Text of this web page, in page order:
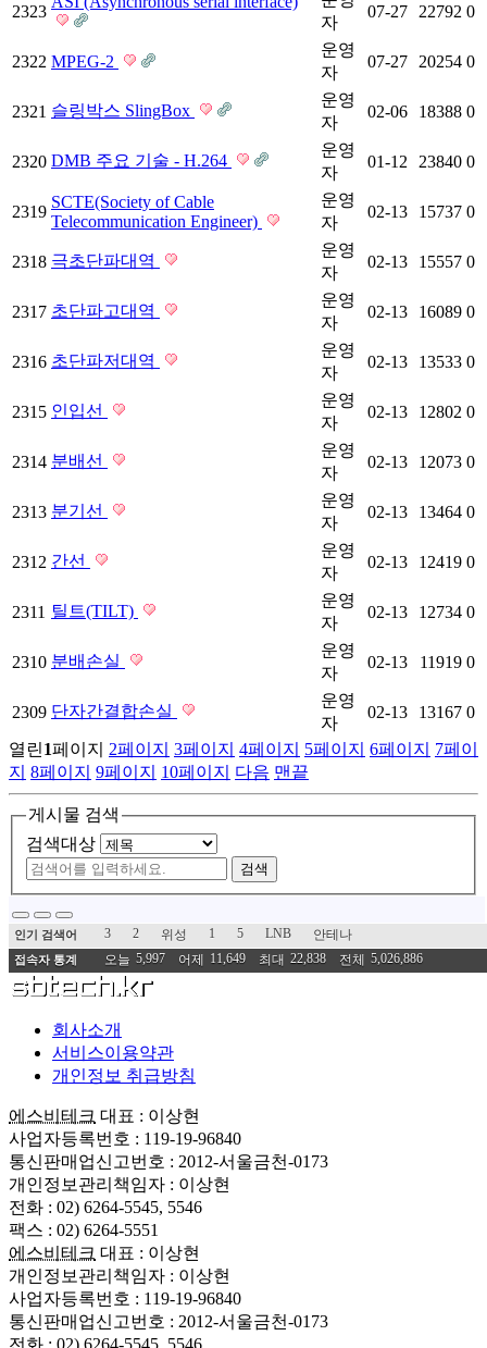
2323
자
07-27 22792 0
2322 MPEG-2
운영
자
07-27 20254 0
2321 슬링박스 SlingBox
운영
자
02-06 18388 0
2320 DMB 주요 기술 - H.264
운영
자
01-12 23840 0
2319
SCTE(Society of Cable
Telecommunication Engineer)
운영
자
02-13 15737 0
2318 극초단파대역
운영
자
02-13 15557 0
2317 초단파고대역
운영
자
02-13 16089 0
2316 초단파저대역
운영
자
02-13 13533 0
2315 인입선
운영
자
02-13 12802 0
2314 분배선
운영
자
02-13 12073 0
2313 분기선
운영
자
02-13 13464 0
2312 간선
운영
자
02-13 12419 0
2311 틸트(TILT)
운영
자
02-13 12734 0
2310 분배손실
운영
자
02-13 11919 0
2309 단자간결합손실
운영
자
02-13 13167 0
열린1페이지 2페이지 3페이지 4페이지 5페이지 6페이지 7페이
지 8페이지 9페이지 10페이지 다음 맨끝
게시물 검색
검색대상
검색
인기 검색어 3 2 위성 1 5 LNB 안테나
접속자 통계 오늘 5,997 어제 11,649 최대 22,838 전체 5,026,886
회사소개
서비스이용약관
개인정보 취급방침
에스비테크 대표 : 이상현
사업자등록번호 : 119-19-96840
통신판매업신고번호 : 2012-서울금천-0173
개인정보관리책임자 : 이상현
전화 : 02) 6264-5545, 5546
팩스 : 02) 6264-5551
에스비테크 대표 : 이상현
개인정보관리책임자 : 이상현
사업자등록번호 : 119-19-96840
통신판매업신고번호 : 2012-서울금천-0173
전화 : 02) 6264-5545, 5546